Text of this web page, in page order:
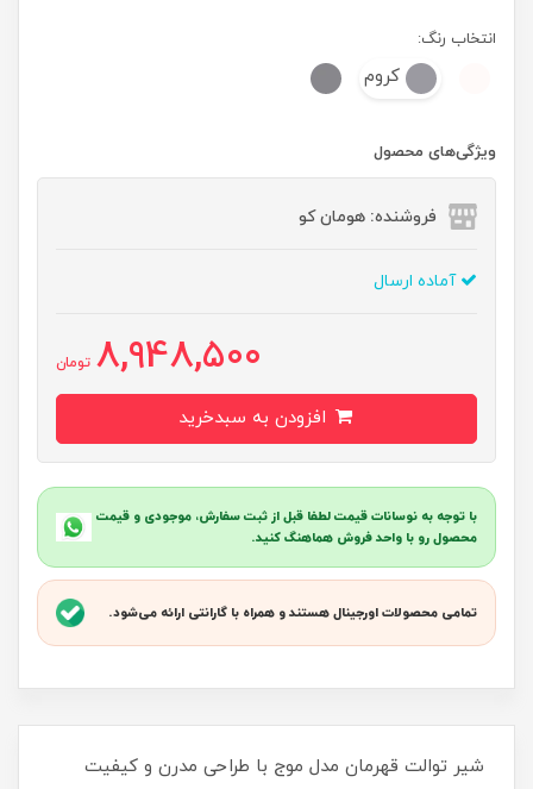
انتخاب رنگ:
کروم
ویژگی‌های محصول
فروشنده: هومان کو
آماده ارسال
8,948,500 تومان
با توجه به نوسانات قیمت لطفا قبل از ثبت سفارش، موجودی و قیمت
محصول رو با واحد فروش هماهنگ کنید.
تمامی محصولات اورجینال هستند و همراه با گارانتی ارائه می‌شود.
شیر توالت قهرمان مدل موج با طراحی مدرن و کیفیت